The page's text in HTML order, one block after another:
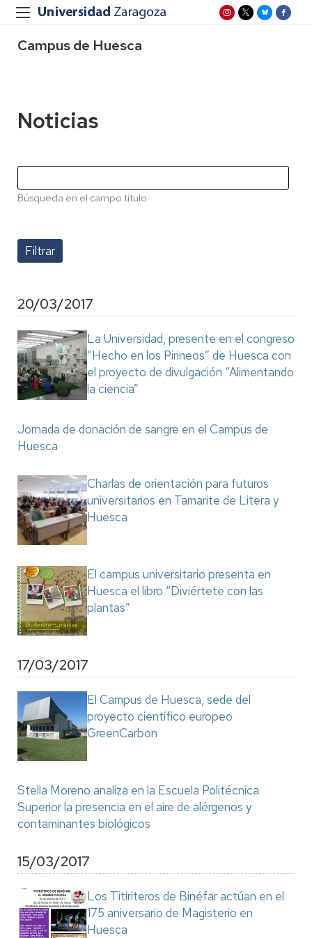
Campus de Huesca
Noticias
Búsqueda en el campo título
20/03/2017
La Universidad, presente en el congreso
“Hecho en los Pirineos” de Huesca con
el proyecto de divulgación “Alimentando
la ciencia”
Jornada de donación de sangre en el Campus de
Huesca
Charlas de orientación para futuros
universitarios en Tamarite de Litera y
Huesca
El campus universitario presenta en
Huesca el libro “Diviértete con las
plantas”
17/03/2017
El Campus de Huesca, sede del
proyecto científico europeo
GreenCarbon
Stella Moreno analiza en la Escuela Politécnica
Superior la presencia en el aire de alérgenos y
contaminantes biológicos
15/03/2017
Los Titiriteros de Binéfar actúan en el
175 aniversario de Magisterio en
Huesca